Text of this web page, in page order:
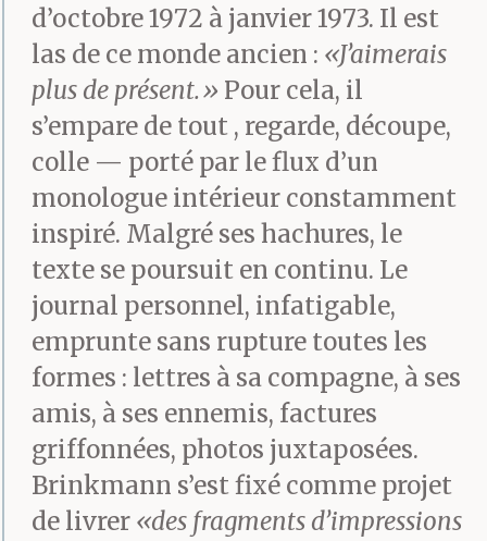
d’octobre 1972 à janvier 1973. Il est
las de ce monde ancien : «J’aimerais
plus de présent.» Pour cela, il
s’empare de tout , regarde, découpe,
colle — porté par le flux d’un
monologue intérieur constamment
inspiré. Malgré ses hachures, le
texte se poursuit en continu. Le
journal personnel, infatigable,
emprunte sans rupture toutes les
formes : lettres à sa compagne, à ses
amis, à ses ennemis, factures
griffonnées, photos juxtaposées.
Brinkmann s’est fixé comme projet
de livrer «des fragments d’impressions